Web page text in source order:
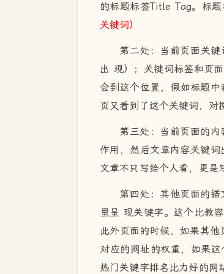
的标题标签Title Tag。标题
关键词）
第二处：当前页面关
出 现）；关键词标签和页
会到这个位置，假如标题
页又看到了这个关键词，对
第三处：当前页面的
作用，然后文章内容关键
文章不只写给个人看，更是
第四处：其他页面的
里呈 现关键字。这个比教
此外页面的时候，如果其
对应的网址的权重，如果
热门关键字排名比力好的网